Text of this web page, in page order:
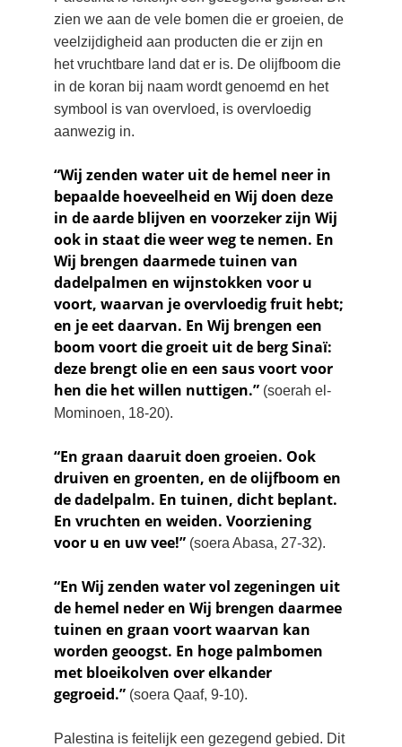
zien we aan de vele bomen die er groeien, de
veelzijdigheid aan producten die er zijn en
het vruchtbare land dat er is. De olijfboom die
in de koran bij naam wordt genoemd en het
symbool is van overvloed, is overvloedig
aanwezig in.
“Wij zenden water uit de hemel neer in
bepaalde hoeveelheid en Wij doen deze
in de aarde blijven en voorzeker zijn Wij
ook in staat die weer weg te nemen. En
Wij brengen daarmede tuinen van
dadelpalmen en wijnstokken voor u
voort, waarvan je overvloedig fruit hebt;
en je eet daarvan. En Wij brengen een
boom voort die groeit uit de berg Sinaï:
deze brengt olie en een saus voort voor
hen die het willen nuttigen.” (soerah el-
Mominoen, 18-20).
“En graan daaruit doen groeien. Ook
druiven en groenten, en de olijfboom en
de dadelpalm. En tuinen, dicht beplant.
En vruchten en weiden. Voorziening
voor u en uw vee!” (soera Abasa, 27-32).
“En Wij zenden water vol zegeningen uit
de hemel neder en Wij brengen daarmee
tuinen en graan voort waarvan kan
worden geoogst. En hoge palmbomen
met bloeikolven over elkander
gegroeid.” (soera Qaaf, 9-10).
Palestina is feitelijk een gezegend gebied. Dit